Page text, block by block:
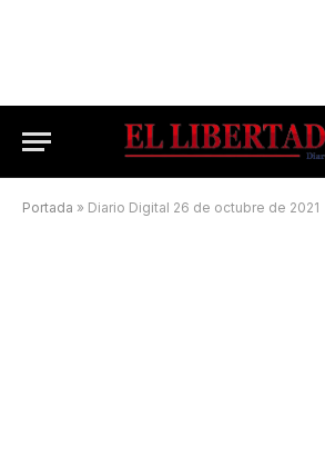
Portada » Diario Digital 26 de octubre de 2021